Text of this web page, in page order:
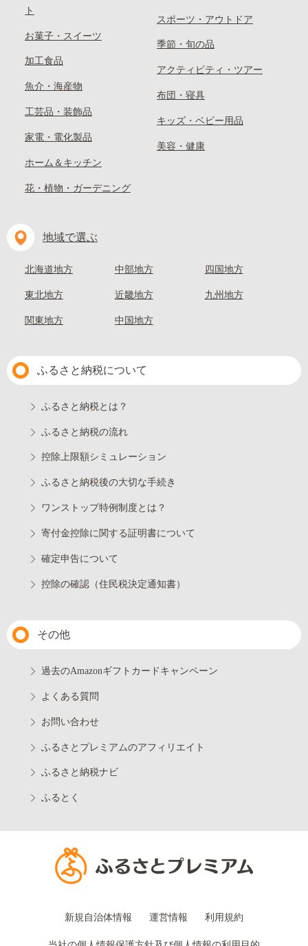
ト
お菓子・スイーツ
加工食品
魚介・海産物
工芸品・装飾品
家電・電化製品
ホーム＆キッチン
花・植物・ガーデニング
スポーツ・アウトドア
季節・旬の品
アクティビティ・ツアー
布団・寝具
キッズ・ベビー用品
美容・健康
地域で選ぶ
北海道地方
東北地方
関東地方
中部地方
近畿地方
中国地方
四国地方
九州地方
ふるさと納税について
ふるさと納税とは？
ふるさと納税の流れ
控除上限額シミュレーション
ふるさと納税後の大切な手続き
ワンストップ特例制度とは？
寄付金控除に関する証明書について
確定申告について
控除の確認（住民税決定通知書）
その他
過去のAmazonギフトカードキャンペーン
よくある質問
お問い合わせ
ふるさとプレミアムのアフィリエイト
ふるさと納税ナビ
ふるとく
新規自治体情報 運営情報 利用規約